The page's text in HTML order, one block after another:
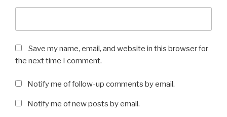
Save my name, email, and website in this browser for
the next time I comment.
Notify me of follow-up comments by email.
Notify me of new posts by email.